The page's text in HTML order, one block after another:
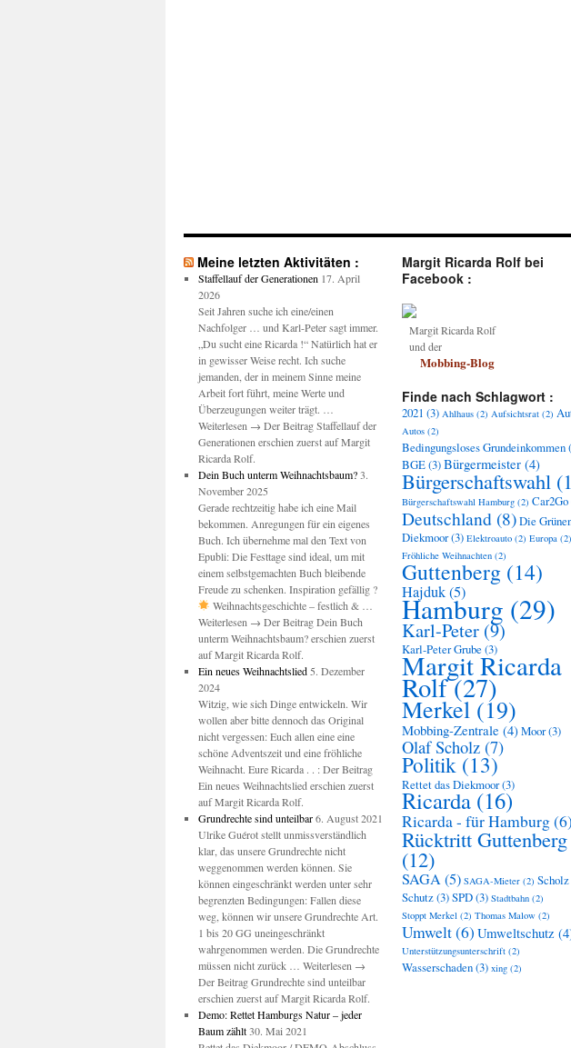
Meine letzten Aktivitäten :
Staffellauf der Generationen 17. April
2026
Seit Jahren suche ich eine/einen
Nachfolger … und Karl-Peter sagt immer.
„Du sucht eine Ricarda !“ Natürlich hat er
in gewisser Weise recht. Ich suche
jemanden, der in meinem Sinne meine
Arbeit fort führt, meine Werte und
Überzeugungen weiter trägt. …
Weiterlesen → Der Beitrag Staffellauf der
Generationen erschien zuerst auf Margit
Ricarda Rolf.
Dein Buch unterm Weihnachtsbaum? 3.
November 2025
Gerade rechtzeitig habe ich eine Mail
bekommen. Anregungen für ein eigenes
Buch. Ich übernehme mal den Text von
Epubli: Die Festtage sind ideal, um mit
einem selbstgemachten Buch bleibende
Freude zu schenken. Inspiration gefällig ?
Weihnachtsgeschichte – festlich & …
Weiterlesen → Der Beitrag Dein Buch
unterm Weihnachtsbaum? erschien zuerst
auf Margit Ricarda Rolf.
Ein neues Weihnachtslied 5. Dezember
2024
Witzig, wie sich Dinge entwickeln. Wir
wollen aber bitte dennoch das Original
nicht vergessen: Euch allen eine eine
schöne Adventszeit und eine fröhliche
Weihnacht. Eure Ricarda . . : Der Beitrag
Ein neues Weihnachtslied erschien zuerst
auf Margit Ricarda Rolf.
Grundrechte sind unteilbar 6. August 2021
Ulrike Guérot stellt unmissverständlich
klar, das unsere Grundrechte nicht
weggenommen werden können. Sie
können eingeschränkt werden unter sehr
begrenzten Bedingungen: Fallen diese
weg, können wir unsere Grundrechte Art.
1 bis 20 GG uneingeschränkt
wahrgenommen werden. Die Grundrechte
müssen nicht zurück … Weiterlesen →
Der Beitrag Grundrechte sind unteilbar
erschien zuerst auf Margit Ricarda Rolf.
Demo: Rettet Hamburgs Natur – jeder
Baum zählt 30. Mai 2021
Margit Ricarda Rolf bei
Facebook :
Margit Ricarda Rolf
und der
Mobbing-Blog
Finde nach Schlagwort :
2021 (3) Ahlhaus (2) Aufsichtsrat (2)
Autos (2)
Bedingungsloses Grundeinkommen
BGE(3)Bürgermeister (4)
Bürgerschaftswahl
Bürgerschaftswahl Hamburg (2) Car2Go
Deutschland (8)Die
Diekmoor(3) Elektroauto (2) Europa (2)
Fröhliche Weihnachten (2)
Guttenberg (14)
Hajduk(5)
Hamburg (29)
Karl-Peter (9)
Karl-Peter Grube(3)
Margit Ricarda
Rolf(27)
Merkel (19)
Mobbing-Zentrale (4)Moor(3)
Olaf Scholz (7)
Politik (13)
Rettet das Diekmoor(3)
Ricarda (16)
Ricarda - für Hamburg(6)
Rücktritt Guttenberg
(12)
SAGA(5) SAGA-Mieter (2) Scholz
Schutz(3)SPD(3) Stadtbahn (2)
Stoppt Merkel (2) Thomas Malow (2)
Umwelt(6) Umweltschutz
Unterstützungsunterschrift (2)
Wasserschaden(3) xing (2)